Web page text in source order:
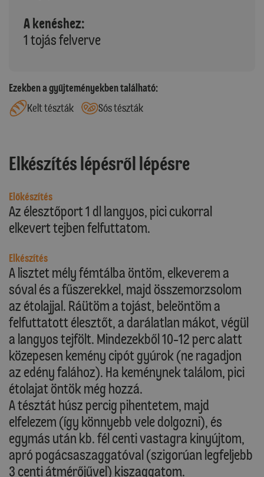
A kenéshez:
1 tojás felverve
Ezekben a gyűjteményekben található:
Kelt tészták
Sós tészták
Elkészítés lépésről lépésre
Előkészítés
Az élesztőport 1 dl langyos, pici cukorral
elkevert tejben felfuttatom.
Elkészítés
A lisztet mély fémtálba öntöm, elkeverem a
sóval és a fűszerekkel, majd összemorzsolom
az étolajjal. Ráütöm a tojást, beleöntöm a
felfuttatott élesztőt, a darálatlan mákot, végül
a langyos tejfölt. Mindezekből 10-12 perc alatt
közepesen kemény cipót gyúrok (ne ragadjon
az edény falához). Ha keménynek találom, pici
étolajat öntök még hozzá.
A tésztát húsz percig pihentetem, majd
elfelezem (így könnyebb vele dolgozni), és
egymás után kb. fél centi vastagra kinyújtom,
apró pogácsaszaggatóval (szigorúan legfeljebb
3 centi átmérőjűvel) kiszaggatom.